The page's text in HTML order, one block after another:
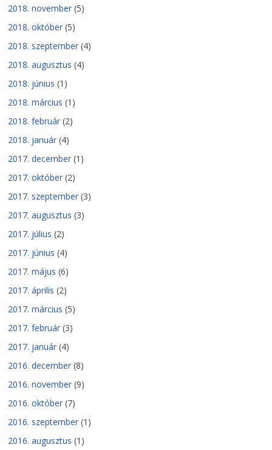
2018. november (5)
2018. október (5)
2018. szeptember (4)
2018. augusztus (4)
2018. június (1)
2018. március (1)
2018. február (2)
2018. január (4)
2017. december (1)
2017. október (2)
2017. szeptember (3)
2017. augusztus (3)
2017. július (2)
2017. június (4)
2017. május (6)
2017. április (2)
2017. március (5)
2017. február (3)
2017. január (4)
2016. december (8)
2016. november (9)
2016. október (7)
2016. szeptember (1)
2016. augusztus (1)